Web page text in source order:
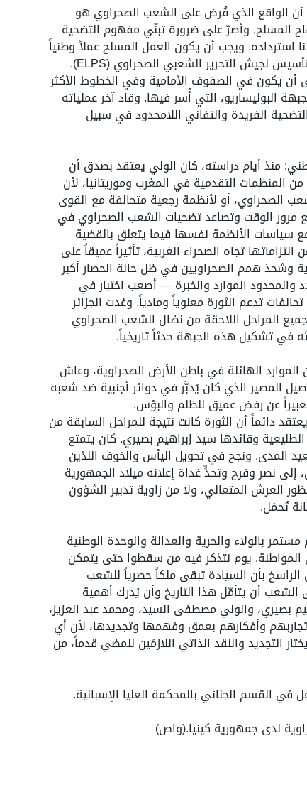
أن الواقع الذي فُرض على الشعب الصحراوي هو
المسلح. وأصرّ على ضرورة تبنّي مفهوم التضحية
استرداده. ويجب أن يكون العمل المسلح عملاً وطنياً
منظماً خالياً من أي ارتجال أو عفوية، وهو ما لن يتحقق إلا با التأسيس لجيش التحرير الشعبي الصحراوي (ELPS).
أن يكون في الصفوف الأمامية وفي الخطوط الأكثر
البوليساريو، التي أُسر فيها. وقاد آخر عملياته
الفريدة والتفاني اللامحدود في سبيل
منذ أيام دراسته، كان الولي يعتقد بصدق أن
التقدمية في المغرب وموريتانيا، لأن
الصحراوي، أو لأنظمة رجعية متحالفة مع القوى
مرور الوقت وتصاعد تضحيات الشعب الصحراوي في
سياسات الأنظمة نفسها فيما يتعلق بالقضية
تجاه الصحراء الغربية، تأثيراً عميقاً على
وشحذ همم الصحراويين في ظل حالة الحصار أكبر
الموارد والخبرة — أصعب اختبار في
تدعم الثورة معنوياً ومادياً. وغدت الجزائر
جميع المراحل اللاحقة من نضال الشعب الصحراوي
في تشكيل هذه الجبهة حدثاً تاريخياً.
الهائلة في باطن الأرض الصحراوية، وعاش
المصير الذي كان يُدبَّر في دوائر أجنبية ضد شعبه
عن رفض عميق للظلم والبؤس.
دائماً أن الثورة كانت نتيجة للمراحل السابقة من
وقائدها سيد إبراهيم بصيري. كان يتمتع
المدى. ونجح في تحويل اليأس والخوف اللذين
إلى نصر وفرح وتحدٍّ غداة إعلانه ميلاد الجمهورية
العرش المتعالي، ولا من زاوية تدبير الشؤون
تُحمَل.
بالولاء والحرية والعدالة والوحدة الوطنية
المواطنة. يوم نتذكر فيه من سقطوا حتى يتمكن
بأن السيادة تبقى ملكاً حصرياً للشعب
أن يتأمّل هذا التاريخ وأن يُدرك أهمية
بصيري، والولي مصطفى السيد، ومحمد عبد العزيز،
وأفكارهم بعمق وفهمها وتجديدها، لأن أي
التجديد والنقد الذاتي اللازمَين للمضي قدماً، من
القسم الجنائي بالمحكمة العليا الإسبانية.
لدى جمهورية كينيا.(واص)